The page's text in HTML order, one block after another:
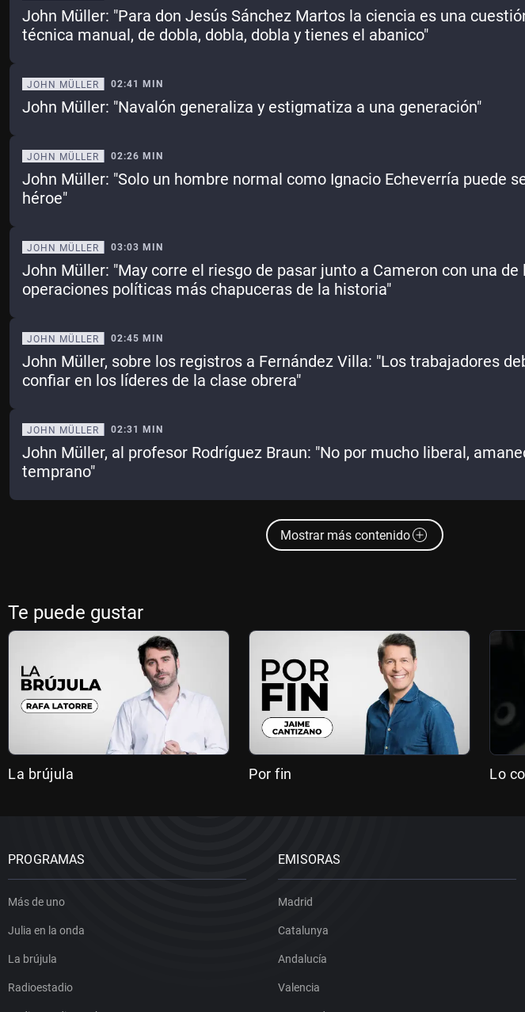
John Müller: "Para don Jesús Sánchez Martos la ciencia es una
técnica manual, de dobla, dobla, dobla y tienes el abanico"
JOHN MÜLLER 02:41 MIN
John Müller: "Navalón generaliza y estigmatiza a una generación"
JOHN MÜLLER 02:26 MIN
John Müller: "Solo un hombre normal como Ignacio Echeverría puede
héroe"
JOHN MÜLLER 03:03 MIN
John Müller: "May corre el riesgo de pasar junto a Cameron con una de
operaciones políticas más chapuceras de la historia"
JOHN MÜLLER 02:45 MIN
John Müller, sobre los registros a Fernández Villa: "Los trabajadores
confiar en los líderes de la clase obrera"
JOHN MÜLLER 02:31 MIN
John Müller, al profesor Rodríguez Braun: "No por mucho liberal,
temprano"
Mostrar más contenido
Te puede gustar
La brújula Por fin Lo
PROGRAMAS
Más de uno
Julia en la onda
La brújula
Radioestadio
EMISORAS
Madrid
Catalunya
Andalucía
Valencia